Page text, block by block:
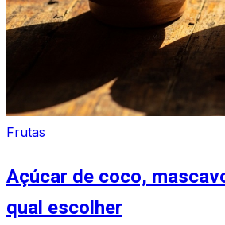
Frutas
Açúcar de coco,
qual escolher